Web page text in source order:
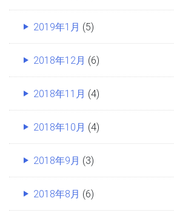
2019年1月 (5)
2018年12月 (6)
2018年11月 (4)
2018年10月 (4)
2018年9月 (3)
2018年8月 (6)